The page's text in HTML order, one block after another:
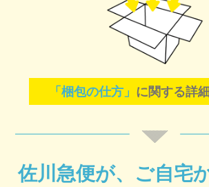
「梱包の仕方」 に関する詳
佐川急便が、ご自宅